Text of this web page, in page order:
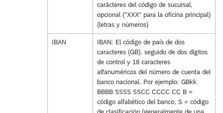
carácteres del código de sucursal,
opcional ("XXX" para la oficina principal)
(letras y números)
IBAN
IBAN: El código de país de dos
caracteres (GB), seguido de dos dígitos
de control y 18 caracteres
alfanuméricos del número de cuenta del
banco nacional. Por ejemplo: GBkk
BBBB SSSS SSCC CCCC CC B =
código alfabético del banco, S = código
de clasificación (generalmente de una